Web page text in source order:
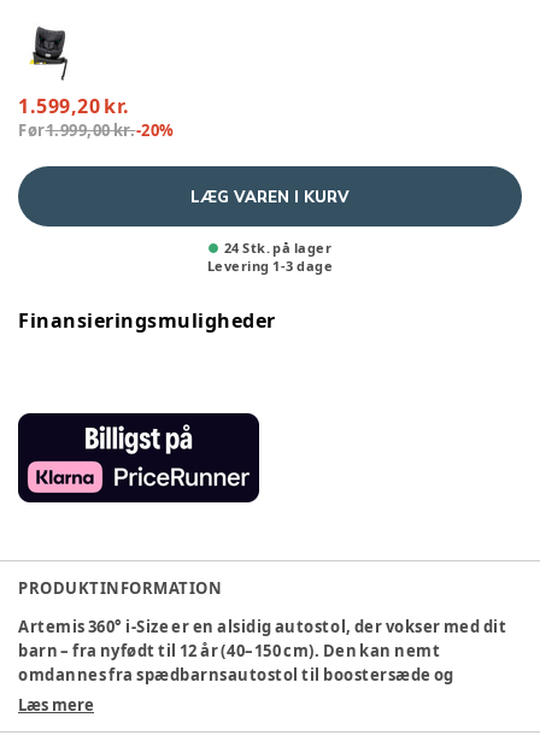
1.599,20 kr.
Før1.999,00 kr.-20%
LÆG VAREN I KURV
24 Stk. på lager
Levering 1-3 dage
Finansieringsmuligheder
PRODUKTINFORMATION
Artemis 360° i-Size er en alsidig autostol, der vokser med dit
barn – fra nyfødt til 12 år (40–150 cm). Den kan nemt
omdannes fra spædbarnsautostol til boostersæde og
tilbyder komfort og sikkerhed i alle aldre.
Med fuld rotation i alle tilstande og et ekstra støtteben
Læs mere